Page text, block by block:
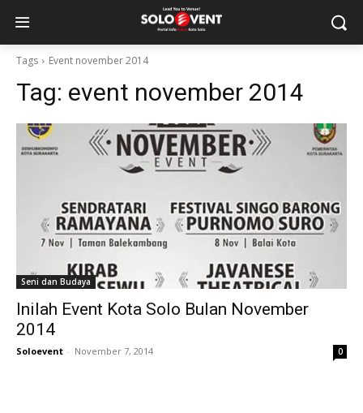
Tags Event november 2014
Tag: event november 2014
Seni dan Budaya
Inilah Event Kota Solo Bulan November
2014
Soloevent - November 7, 2014 0